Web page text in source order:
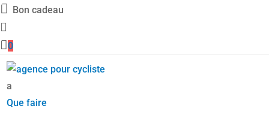
 Bon cadeau

0
a
Que faire